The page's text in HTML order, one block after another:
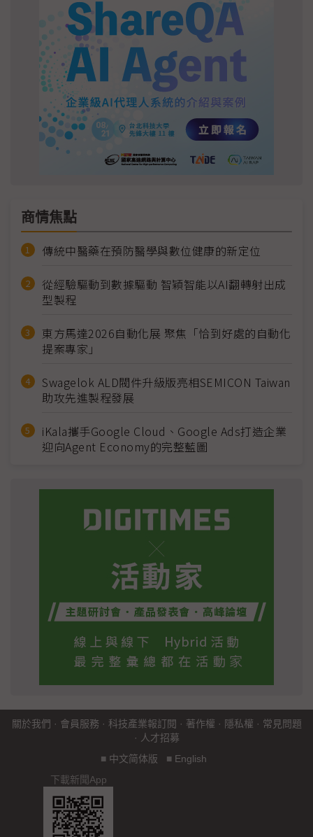
商情焦點
傳統中醫藥在預防醫學與數位健康的新定位
從經驗驅動到數據驅動 智穎智能以AI翻轉射出成
型製程
東方馬達2026自動化展 聚焦「恰到好處的自動化
提案專家」
Swagelok ALD閥件升級版亮相SEMICON Taiwan
助攻先進製程發展
iKala攜手Google Cloud、Google Ads打造企業
迎向Agent Economy的完整藍圖
關於我們 · 會員服務 · 科技產業報訂閱 · 著作權 · 隱私權 · 常見問題
· 人才招募
■ 中文简体版 ■ English
下載新聞App